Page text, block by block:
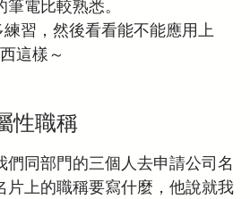
電比較熟悉。
練習，然後看看能不能應用上
這樣～
性職稱
們同部門的三個人去申請公司名
片上的職稱要寫什麼，他說就我